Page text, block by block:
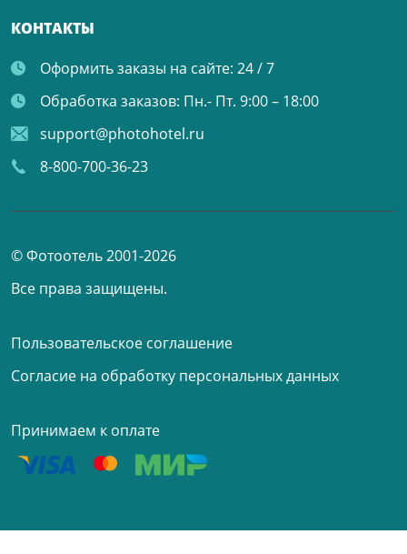
КОНТАКТЫ
Оформить заказы на сайте: 24 / 7
Обработка заказов: Пн.- Пт. 9:00 – 18:00
support@photohotel.ru
8-800-700-36-23
© Фотоотель 2001-2026
Все права защищены.
Пользовательское соглашение
Согласие на обработку персональных данных
Принимаем к оплате